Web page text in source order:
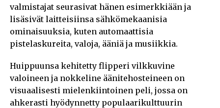
valmistajat seurasivat hänen esimerkkiään ja
lisäsivät laitteisiinsa sähkömekaanisia
ominaisuuksia, kuten automaattisia
pistelaskureita, valoja, ääniä ja musiikkia.
Huippuunsa kehitetty flipperi vilkkuvine
valoineen ja nokkeline äänitehosteineen on
visuaalisesti mielenkiintoinen peli, jossa on
ahkerasti hyödynnetty populaarikulttuurin